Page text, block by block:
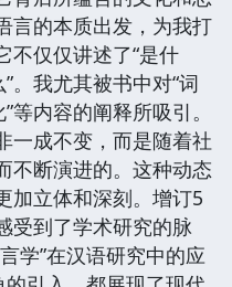
言的本质出发，为我打
不仅仅讲述了“是什
。我尤其被书中对“词
等内容的阐释所吸引。
一成不变，而是随着社
不断演进的。这种动态
加立体和深刻。增订5
受到了学术研究的脉
学”在汉语研究中的应